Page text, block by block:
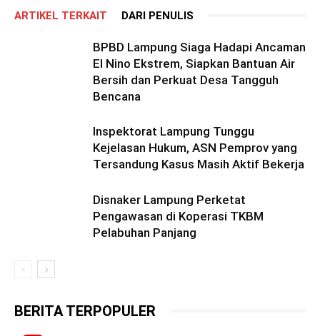
ARTIKEL TERKAIT DARI PENULIS
BPBD Lampung Siaga Hadapi Ancaman
El Nino Ekstrem, Siapkan Bantuan Air
Bersih dan Perkuat Desa Tangguh
Bencana
Inspektorat Lampung Tunggu
Kejelasan Hukum, ASN Pemprov yang
Tersandung Kasus Masih Aktif Bekerja
Disnaker Lampung Perketat
Pengawasan di Koperasi TKBM
Pelabuhan Panjang
BERITA TERPOPULER